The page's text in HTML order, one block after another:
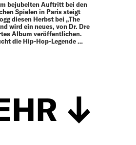
bejubelten Auftritt bei den
Spielen in Paris steigt
diesen Herbst bei „The
wird ein neues, von Dr. Dre
Album veröffentlichen.
die Hip-Hop-Legende …